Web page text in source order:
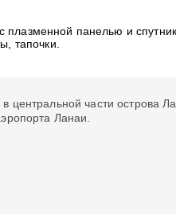
панелью и
тапочки.
центральной части острова
Ланаи.